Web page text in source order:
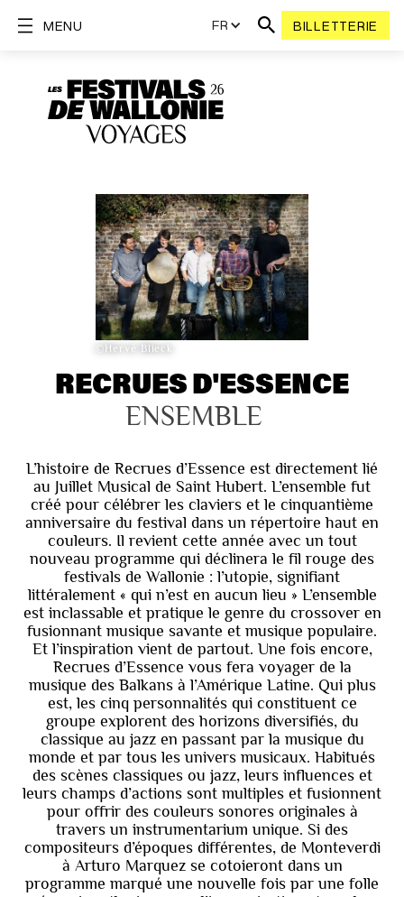
FR BILLETTERIE
MENU
©Hervé Blieck
RECRUES D'ESSENCE
ENSEMBLE
L’histoire de Recrues d’Essence est directement lié
au Juillet Musical de Saint Hubert. L’ensemble fut
créé pour célébrer les claviers et le cinquantième
anniversaire du festival dans un répertoire haut en
couleurs. Il revient cette année avec un tout
nouveau programme qui déclinera le fil rouge des
festivals de Wallonie : l’utopie, signifiant
littéralement « qui n’est en aucun lieu » L’ensemble
est inclassable et pratique le genre du crossover en
fusionnant musique savante et musique populaire.
Et l’inspiration vient de partout. Une fois encore,
Recrues d’Essence vous fera voyager de la
musique des Balkans à l’Amérique Latine. Qui plus
est, les cinq personnalités qui constituent ce
groupe explorent des horizons diversifiés, du
classique au jazz en passant par la musique du
monde et par tous les univers musicaux. Habitués
des scènes classiques ou jazz, leurs influences et
leurs champs d’actions sont multiples et fusionnent
pour offrir des couleurs sonores originales à
travers un instrumentarium unique. Si des
compositeurs d’époques différentes, de Monteverdi
à Arturo Marquez se cotoieront dans un
programme marqué une nouvelle fois par une folle